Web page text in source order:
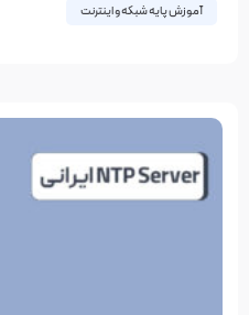
آموزش پایه شبکه و اینترنت